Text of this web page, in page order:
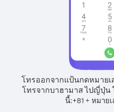
โทรออกจากแป้นกดหมายเ
โทรจากบาฮามาส ไปญี่ปุ่น
นี้:+81+ หมาย